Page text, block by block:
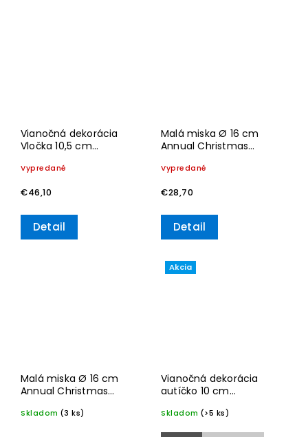
Vianočná dekorácia
Vločka 10,5 cm
2025– Villeroy & Boch
Vypredané
€46,10
Detail
Malá miska Ø 16 cm
Annual Christmas
Boch
Vypredané
€28,70
Detail
Malá miska Ø 16 cm
Annual Christmas
Boch
Skladom (3 ks)
Akcia
Vianočná dekorácia
autíčko 10 cm
2024– Villeroy & Boch
Skladom (>5 ks)